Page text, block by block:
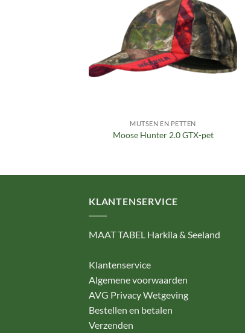
aan
verlanglijst
MUTSEN EN PETTEN
Moose Hunter 2.0 GTX-pet
KLANTENSERVICE
MAAT TABEL Harkila & Seeland
Klantenservice
Algemene voorwaarden
AVG Privacy Wetgeving
Bestellen en betalen
Verzenden